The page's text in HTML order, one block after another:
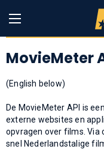
MovieMeter
(English below)
De MovieMeter API is
externe websites en
opvragen over films. Via
snel Nederlandstalige